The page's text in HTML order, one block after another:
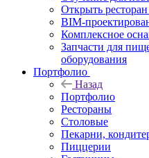
Открыть
BIM-
Комплексное
Запчасти для
оборудования
Портфолио
Назад
Портфолио
Рестораны
Столовые
Пекарни,
Пиццерии